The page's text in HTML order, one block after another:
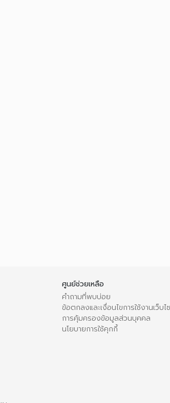
ศูนย์ช่วยเหลือ
คำถามที่พบบ่อย
ข้อตกลงและเงื่อนไขการใช้งานเว็บไ
การคุ้มครองข้อมูลส่วนบุคคล
นโยบายการใช้คุกกี้